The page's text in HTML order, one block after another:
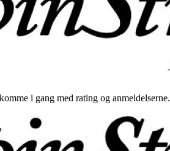
i gang med rating og anmeldelserne.